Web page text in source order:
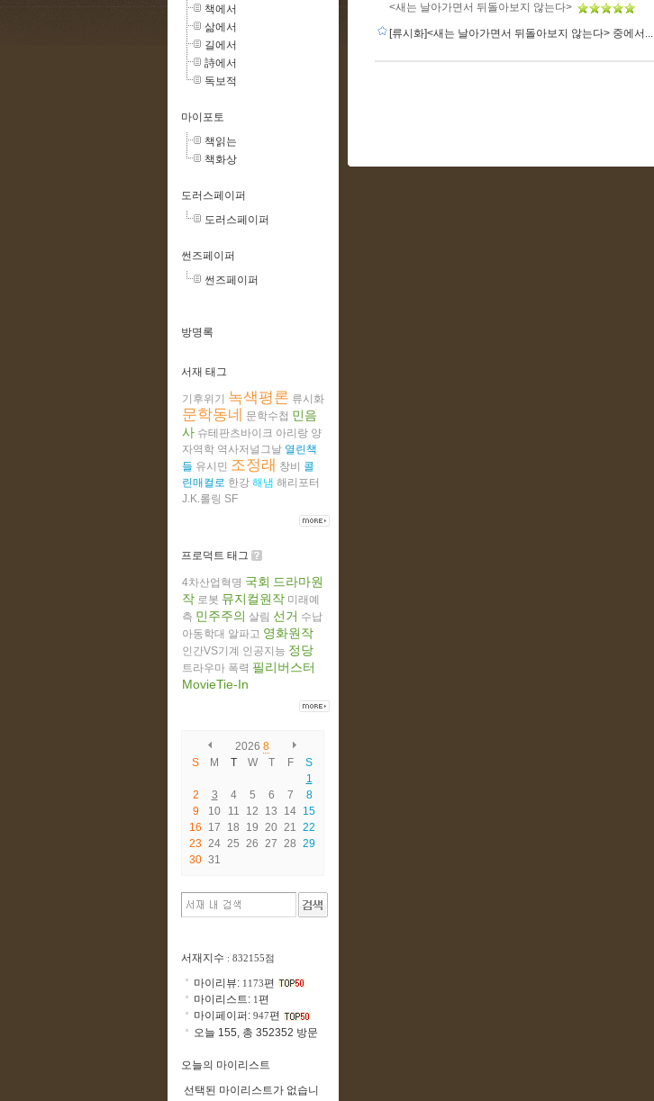
<새는 날아가면서 뒤돌아보지 않는다>
[류시화]<새는 날아가면서 뒤돌아보지 않는다> 중에서...
책에서
삶에서
길에서
詩에서
독보적
마이포토
책읽는
책화상
도러스페이퍼
도러스페이퍼
썬즈페이퍼
썬즈페이퍼
방명록
서재 태그
기후위기 녹색평론 류시화
문학동네 문학수첩 민음
사 슈테판츠바이크 아리랑 양
자역학 역사저널그날 열린책
들 유시민 조정래 창비 콜
린매컬로 한강 해냄 해리포터
J.K.롤링 SF
프로덕트 태그
4차산업혁명 국회 드라마원
작 로봇 뮤지컬원작 미래예
측 민주주의 살림 선거 수납
아동학대 알파고 영화원작
인간VS기계 인공지능 정당
트라우마 폭력 필리버스터
MovieTie-In
2026 8
S
M T W T F
S
1
2
3 4 5 6 7
8
9
10 11 12 13 14 15
16
17 18 19 20 21
22
23 24 25 26 27 28 29
30 31
서재지수 : 832155점
마이리뷰: 1173편
마이리스트: 1 편
마이페이퍼: 947편
오늘 155, 총 352352 방문
오늘의 마이리스트
선택된 마이리스트가 없습니